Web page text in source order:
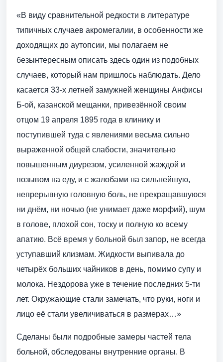
«В виду сравнительной редкости в литературе
типичных случаев акромегалии, в особенности же
доходящих до аутопсии, мы полагаем не
безынтересным описать здесь один из подобных
случаев, который нам пришлось наблюдать. Дело
касается 33-х летней замужней женщины Анфисы
Б-ой, казанской мещанки, привезённой своим
отцом 19 апреля 1895 года в клинику и
поступившей туда с явлениями весьма сильно
выраженной общей слабости, значительно
повышенным диурезом, усиленной жаждой и
позывом на еду, и с жалобами на сильнейшую,
непрерывную головную боль, не прекращавшуюся
ни днём, ни ночью (не унимает даже морфий), шум
в голове, плохой сон, тоску и полную ко всему
апатию. Всё время у больной был запор, не всегда
уступавший клизмам. Жидкости выпивала до
четырёх больших чайников в день, помимо супу и
молока. Нездорова уже в течение последних 5-ти
лет. Окружающие стали замечать, что руки, ноги и
лицо её стали увеличиваться в размерах…»
Сделаны были подробные замеры частей тела
больной, обследованы внутренние органы. В